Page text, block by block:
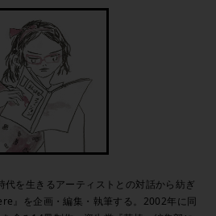
を生きるアーティストとの対話から紡ぎ
』を企画・編集・執筆する。2002年に同